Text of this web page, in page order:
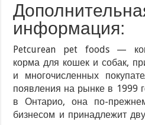
информация:
Petcurean pet foods —
корма для кошек и собак,
и многочисленных
появления на рынке в 1999
в Онтарио, она по-
бизнесом и принадлежит